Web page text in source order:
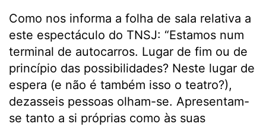
Como nos informa a folha de sala relativa a
este espectáculo do TNSJ: “Estamos num
terminal de autocarros. Lugar de fim ou de
princípio das possibilidades? Neste lugar de
espera (e não é também isso o teatro?),
dezasseis pessoas olham-se. Apresentam-
se tanto a si próprias como às suas